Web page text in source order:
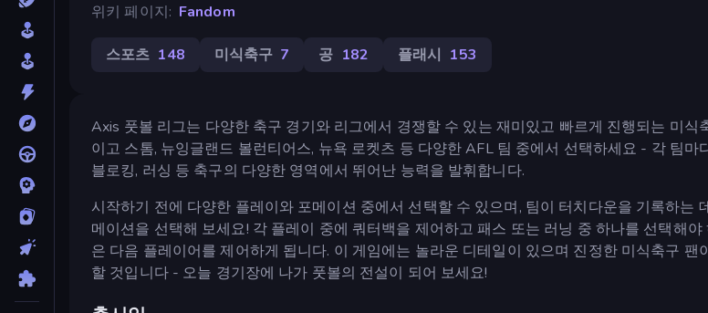
위키 페이지
Fandom
스포츠 148 미식축구 7 공 182 플래시 153
Axis 풋볼 리그는 다양한 축구 경기와 리그에서 경쟁할 수 있는 재미있고 빠르게 진행되는 미식
이고 스톰, 뉴잉글랜드 볼런티어스, 뉴욕 로켓츠 등 다양한 AFL 팀 중에서 선택하세요 - 각 팀마
블로킹, 러싱 등 축구의 다양한 영역에서 뛰어난 능력을 발휘합니다.
시작하기 전에 다양한 플레이와 포메이션 중에서 선택할 수 있으며, 팀이 터치다운을 기록하는
메이션을 선택해 보세요! 각 플레이 중에 쿼터백을 제어하고 패스 또는 러닝 중 하나를 선택해
은 다음 플레이어를 제어하게 됩니다. 이 게임에는 놀라운 디테일이 있으며 진정한 미식축구 팬
할 것입니다 - 오늘 경기장에 나가 풋볼의 전설이 되어 보세요!